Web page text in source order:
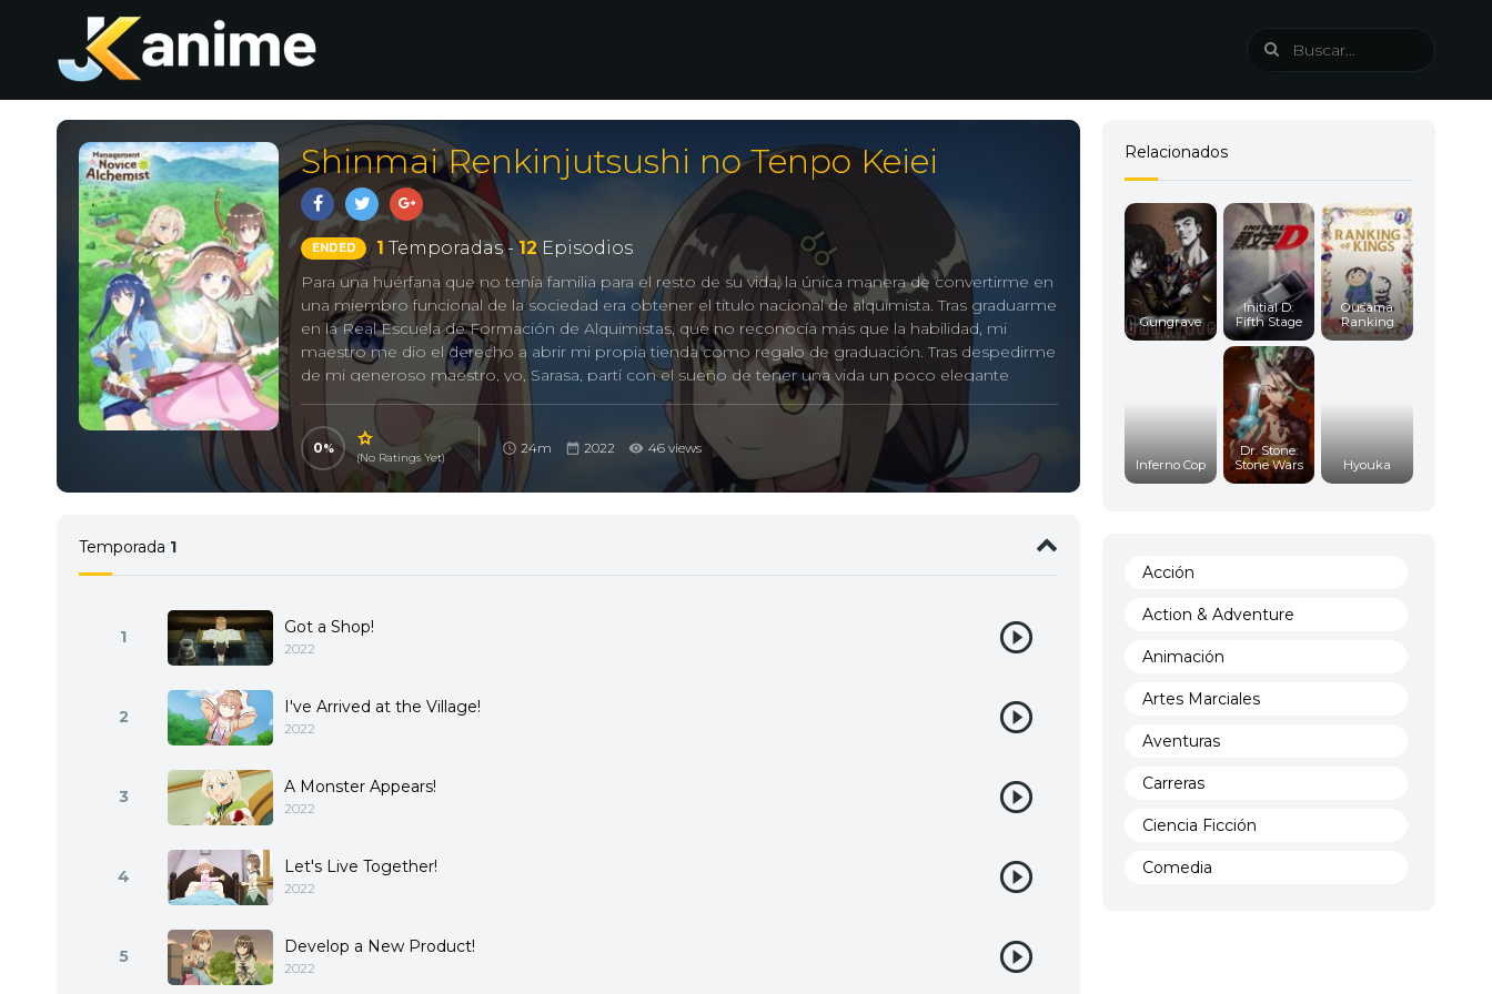
Shinmai Renkinjutsushi no Tenpo Keiei
ENDED 1 Temporadas -12Episodios
Para una huérfana que no tenía familia para el resto de su vida, la única manera de convertirme en
una miembro funcional de la sociedad era obtener el título nacional de alquimista. Tras graduarme
en la Real Escuela de Formación de Alquimistas, que no reconocía más que la habilidad, mi
maestro me dio el derecho a abrir mi propia tienda como regalo de graduación. Tras despedirme
de mi generoso maestro, yo, Sarasa, partí con el sueño de tener una vida un poco elegante
como alquimista. Pero… Tan pronto como llegué a mi destino, me quedé sorprendida. Porque…
llegué a una zona “muy rural” que estaba más allá de mi imaginación. Sin embargo, si no pudiera
administrar mi tienda en este lugar, no podré ganarme la vida… –
0
(No Ratings Yet)
24m 2022 46 views
Temporada 1
1 Got a Shop!
2022
2 I've Arrived at the Village!
2022
3 A Monster Appears!
2022
4 Let's Live Together!
2022
5 Develop a New Product!
2022
Relacionados
Gungrave
Initial D:
Fifth Stage
Ousama
Ranking
Inferno Cop
Dr. Stone:
Stone Wars
Hyouka
Acción
Action & Adventure
Animación
Artes Marciales
Aventuras
Carreras
Ciencia Ficción
Comedia